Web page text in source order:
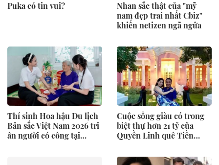
Puka có tin vui?
Nhan sắc thật của "mỹ
nam đẹp trai nhất Cbiz"
khiến netizen ngã ngửa
Thí sinh Hoa hậu Du lịch
Bản sắc Việt Nam 2026 tri
ân người có công tại
Cuộc sống giàu có trong
biệt thự hơn 21 tỷ của
Quyền Linh quê Tiền